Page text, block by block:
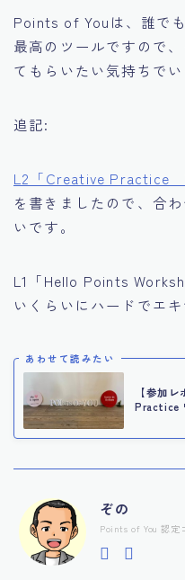
Points of Youは、誰で
最高のツールですので
てもらいたい気持ちでい
追記:
L2「Creative Practice
を書きましたので、合
いです。
L1「Hello Points
いくらいにハードでエ
あわせて読みたい
【参加
Practice
ぞの
Points of You 認定